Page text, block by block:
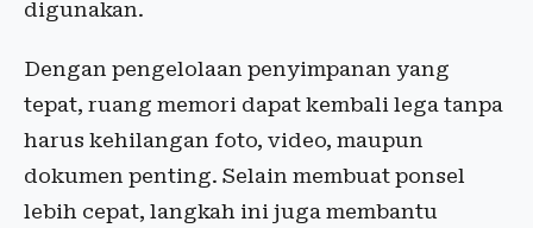
digunakan.
Dengan pengelolaan penyimpanan yang
tepat, ruang memori dapat kembali lega tanpa
harus kehilangan foto, video, maupun
dokumen penting. Selain membuat ponsel
lebih cepat, langkah ini juga membantu